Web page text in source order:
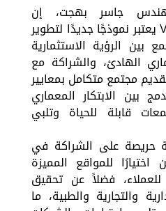
جاسر بهجت، إن
مشروعVERT PROJECT يعتبر نموذجًا جديدًا لتطوير
بين الرؤية الاستثمارية
الهادئ، والشراكة مع
مجتمع متكامل بمعايير
بين الابتكار المعماري
قابلة للحياة وتلبي
حريصة على الشراكة في
للمواقع المميزة
فضلاً عن تحقيق
والتجارية والطبية، ما